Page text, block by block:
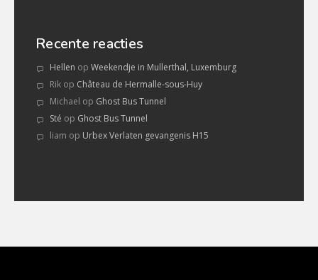
Recente reacties
Hellen op Weekendje in Mullerthal, Luxemburg
Rik op Château de Hermalle-sous-Huy
Michael op Ghost Bus Tunnel
Sté op Ghost Bus Tunnel
liam op Urbex Verlaten gevangenis H15